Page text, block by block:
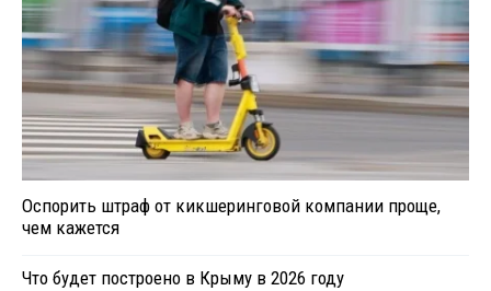
Оспорить штраф от кикшеринговой компании проще,
чем кажется
Что будет построено в Крыму в 2026 году